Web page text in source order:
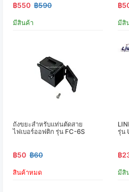
฿550 ฿590
มีสินค้า
฿
มีสิ
ถังขยะสำหรับแท่นตัดสาย
ไฟเบอร์ออฟติก รุ่น FC-6S
฿50 ฿60
สินค้าหมด
รุ่น
฿
มีสิ